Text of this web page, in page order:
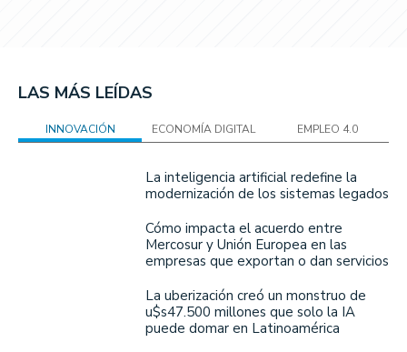
LAS MÁS LEÍDAS
INNOVACIÓN ECONOMÍA DIGITAL EMPLEO 4.0
La inteligencia artificial redefine la
modernización de los sistemas legados
Cómo impacta el acuerdo entre
Mercosur y Unión Europea en las
empresas que exportan o dan servicios
La uberización creó un monstruo de
u$s47.500 millones que solo la IA
puede domar en Latinoamérica